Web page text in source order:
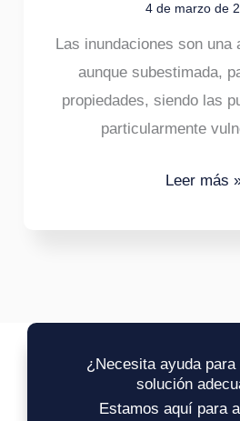
4 de marzo de
Las inundaciones son una
aunque subestimada,
propiedades, siendo las
particularmente
de
garaje
Leer más
¿Necesita ayuda
solución
Estamos aquí para